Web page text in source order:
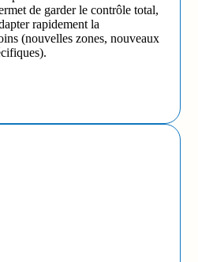
de garder le contrôle total,
rapidement la
(nouvelles zones, nouveaux